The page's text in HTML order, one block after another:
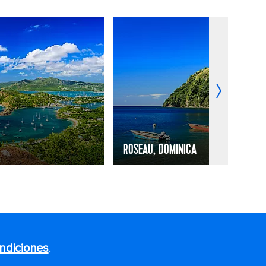
ROSEAU, DOMINICA
.